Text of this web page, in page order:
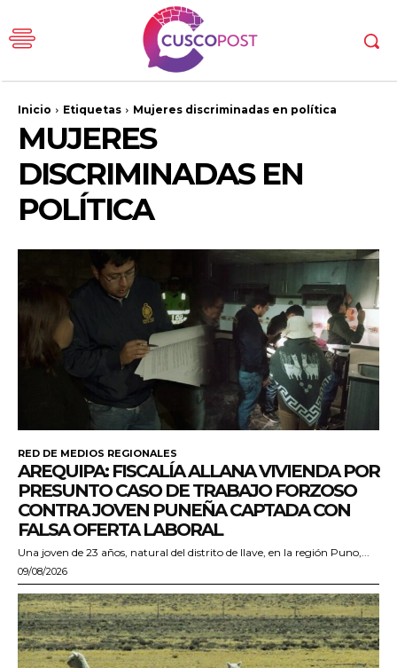
Inicio Etiquetas Mujeres discriminadas en política
MUJERES
DISCRIMINADAS EN
POLÍTICA
RED DE MEDIOS REGIONALES
AREQUIPA: FISCALÍA ALLANA VIVIENDA POR
PRESUNTO CASO DE TRABAJO FORZOSO
CONTRA JOVEN PUNEÑA CAPTADA CON
FALSA OFERTA LABORAL
Una joven de 23 años, natural del distrito de Ilave, en la región Puno,...
09/08/2026